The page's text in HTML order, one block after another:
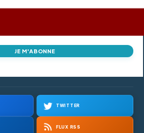
JE M'ABONNE
TWITTER
FLUX RSS